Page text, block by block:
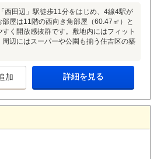
西田辺」駅徒歩11分をはじめ、4線4駅が
屋は11階の西向き角部屋（60.47㎡）と
く開放感抜群です。敷地内にはフィット
辺にはスーパーや公園も揃う住吉区の築
加 詳細を見る